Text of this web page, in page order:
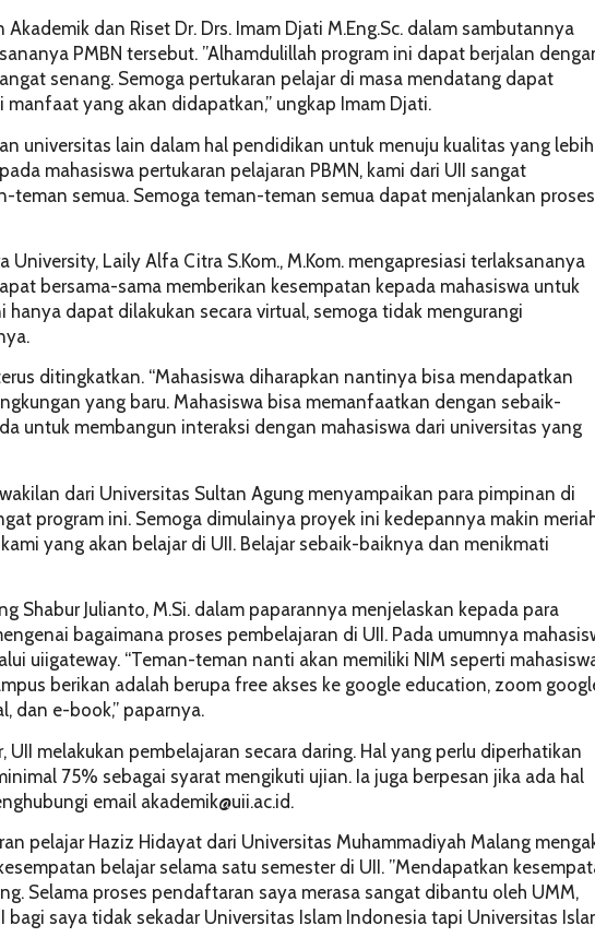
dan Riset Dr. Drs. Imam Djati M.Eng.Sc. dalam sambutannya
PMBN tersebut. ”Alhamdulillah program ini dapat berjalan
senang. Semoga pertukaran pelajar di masa mendatang dapat
yang akan didapatkan,” ungkap Imam Djati.
universitas lain dalam hal pendidikan untuk menuju kualitas yang lebih
mahasiswa pertukaran pelajaran PBMN, kami dari UII sangat
semua. Semoga teman-teman semua dapat menjalankan proses
University, Laily Alfa Citra S.Kom., M.Kom. mengapresiasi terlaksananya
bersama-sama memberikan kesempatan kepada mahasiswa untuk
dapat dilakukan secara virtual, semoga tidak mengurangi
ditingkatkan. “Mahasiswa diharapkan nantinya bisa mendapatkan
yang baru. Mahasiswa bisa memanfaatkan dengan sebaik-
untuk membangun interaksi dengan mahasiswa dari universitas yang
dari Universitas Sultan Agung menyampaikan para pimpinan di
program ini. Semoga dimulainya proyek ini kedepannya makin
yang akan belajar di UII. Belajar sebaik-baiknya dan menikmati
Shabur Julianto, M.Si. dalam paparannya menjelaskan kepada para
bagaimana proses pembelajaran di UII. Pada umumnya
uiigateway. “Teman-teman nanti akan memiliki NIM seperti
berikan adalah berupa free akses ke google education, zoom
dan e-book,” paparnya.
UII melakukan pembelajaran secara daring. Hal yang perlu diperhatikan
75% sebagai syarat mengikuti ujian. Ia juga berpesan jika ada hal
email akademik@uii.ac.id.
pelajar Haziz Hidayat dari Universitas Muhammadiyah Malang
belajar selama satu semester di UII. ”Mendapatkan
Selama proses pendaftaran saya merasa sangat dibantu oleh UMM,
bagi saya tidak sekadar Universitas Islam Indonesia tapi Universitas